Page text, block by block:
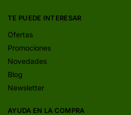
TE PUEDE INTERESAR
Ofertas
Promociones
Novedades
Blog
Newsletter
AYUDA EN LA COMPRA